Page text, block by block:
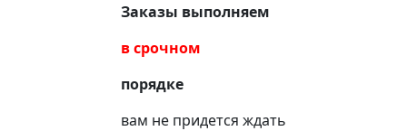
Заказы выполняем
в срочном
порядке
вам не придется ждать